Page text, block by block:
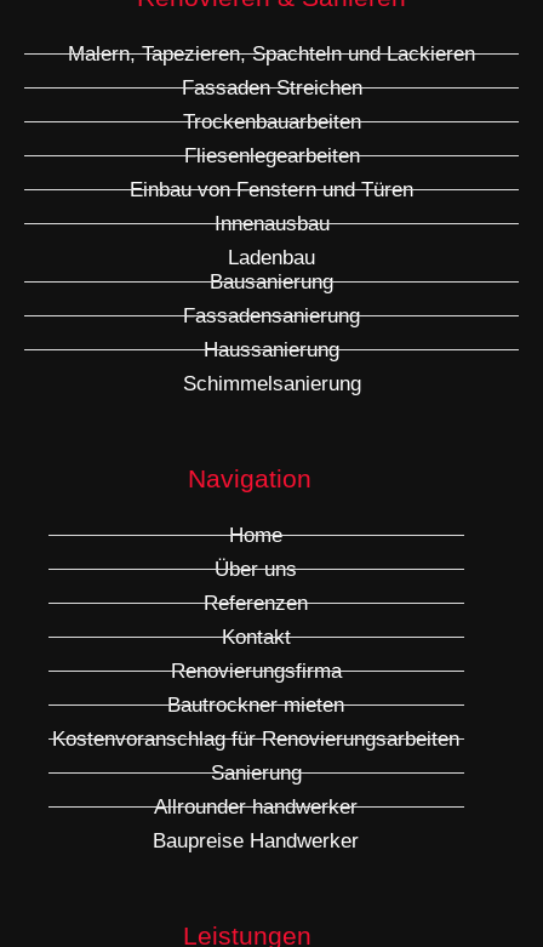
Malern, Tapezieren, Spachteln und Lackieren
Fassaden Streichen
Trockenbauarbeiten
Fliesenlegearbeiten
Einbau von Fenstern und Türen
Innenausbau
Ladenbau
Bausanierung
Fassadensanierung
Haussanierung
Schimmelsanierung
Navigation
Home
Über uns
Referenzen
Kontakt
Renovierungsfirma
Bautrockner mieten
Kostenvoranschlag für Renovierungsarbeiten
Sanierung
Allrounder handwerker
Baupreise Handwerker
Leistungen